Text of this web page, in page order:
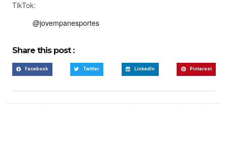
TikTok:
@jovempanesportes
Share this post :
Facebook Twitter LinkedIn Pinterest